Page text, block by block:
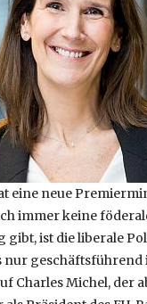
eine neue
immer keine
gibt, ist die liberale
nur geschäftsführend
Charles Michel, der